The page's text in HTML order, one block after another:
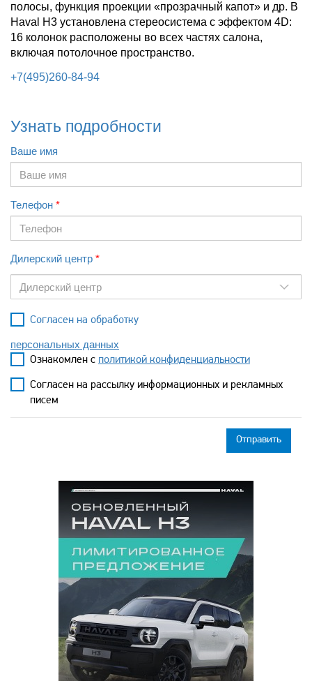
полосы, функция проекции «прозрачный капот» и др. В
Haval H3 установлена стереосистема с эффектом 4D:
16 колонок расположены во всех частях салона,
включая потолочное пространство.
+7(495)260-84-94
Узнать подробности
Ваше имя
Телефон
Дилерский центр
Дилерский центр
Согласен на обработку
персональных данных
Ознакомлен с политикой конфиденциальности
Согласен на рассылку информационных и рекламных
писем